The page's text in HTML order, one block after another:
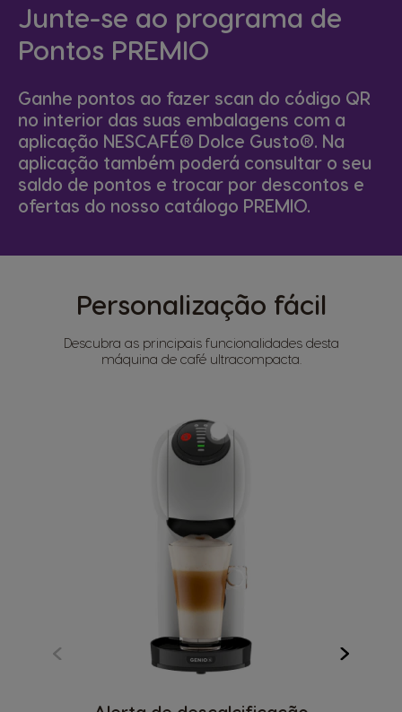
Junte-se ao programa de
Pontos PREMIO
Ganhe pontos ao fazer scan do código QR
no interior das suas embalagens com a
aplicação NESCAFÉ® Dolce Gusto®. Na
aplicação também poderá consultar o seu
saldo de pontos e trocar por descontos e
ofertas do nosso catálogo PREMIO.
Personalização fácil
Descubra as principais funcionalidades desta
máquina de café ultracompacta.